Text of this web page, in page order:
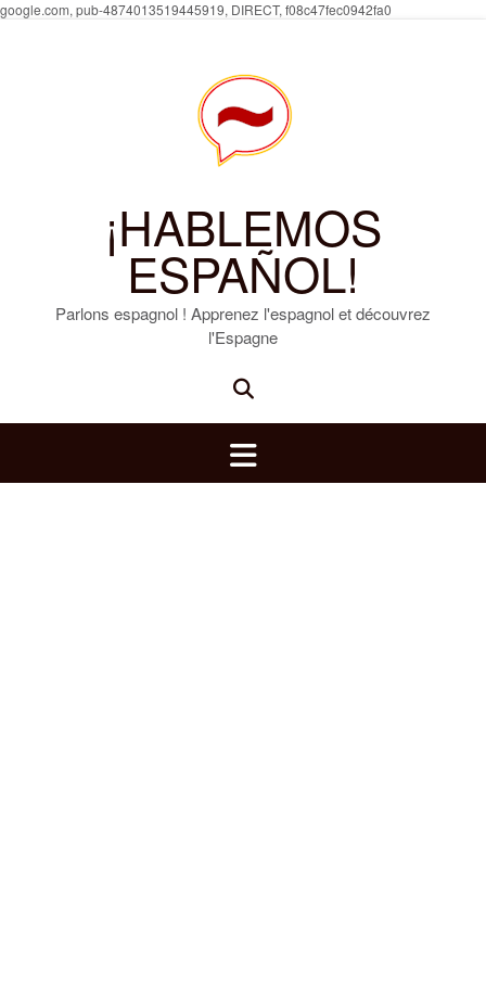
google.com, pub-4874013519445919, DIRECT, f08c47fec0942fa0
¡HABLEMOS
ESPAÑOL!
Parlons espagnol ! Apprenez l'espagnol et découvrez
l'Espagne